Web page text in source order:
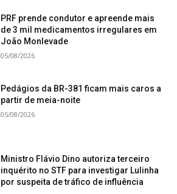
PRF prende condutor e apreende mais
de 3 mil medicamentos irregulares em
João Monlevade
05/08/2026
Pedágios da BR-381 ficam mais caros a
partir de meia-noite
05/08/2026
Ministro Flávio Dino autoriza terceiro
inquérito no STF para investigar Lulinha
por suspeita de tráfico de influência